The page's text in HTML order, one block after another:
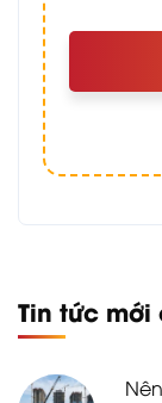
Tin tức